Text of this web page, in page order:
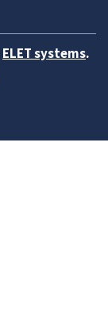
ELET systems.